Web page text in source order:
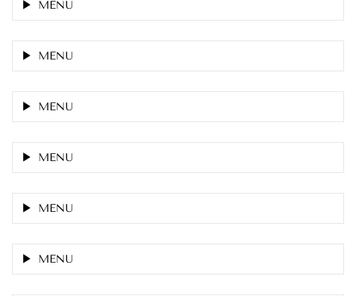
MENU
MENU
MENU
MENU
MENU
MENU